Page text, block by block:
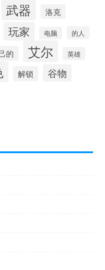
武器 洛克
玩家 电脑 的人
的 艾尔 英雄
解锁 谷物